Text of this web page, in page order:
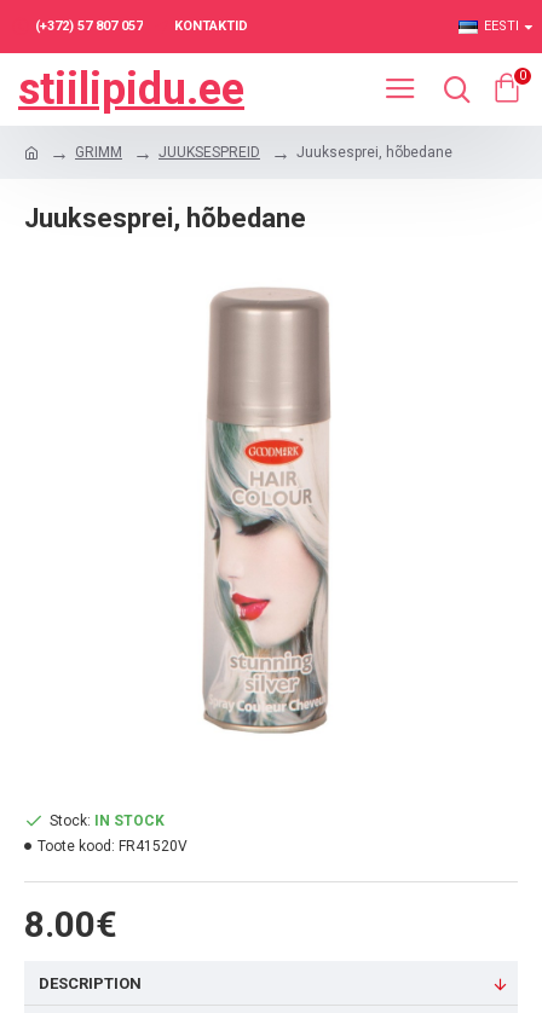
(+372) 57 807 057 KONTAKTID EESTI
stiilipidu.ee 0
GRIMM JUUKSESPREID Juuksesprei, hõbedane
Juuksesprei, hõbedane
8.00€
Stock:
IN STOCK
Toote kood: FR41520V
DESCRIPTION